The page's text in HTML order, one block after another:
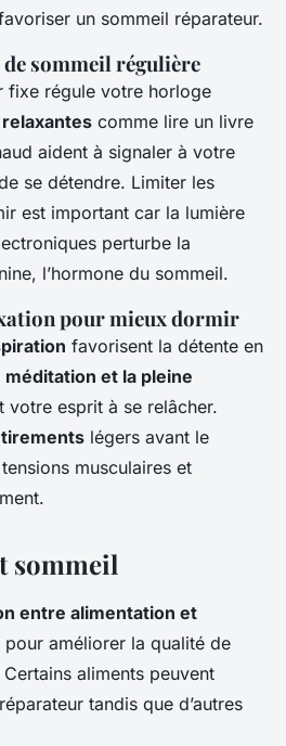
un sommeil réparateur.
sommeil régulière
fixe régule votre horloge
comme lire un livre
aident à signaler à votre
se détendre. Limiter les
est important car la lumière
perturbe la
l’hormone du sommeil.
pour mieux dormir
favorisent la détente en
méditation et la pleine
votre esprit à se relâcher.
légers avant le
musculaires et
sommeil
entre alimentation et
pour améliorer la qualité de
aliments peuvent
tandis que d’autres